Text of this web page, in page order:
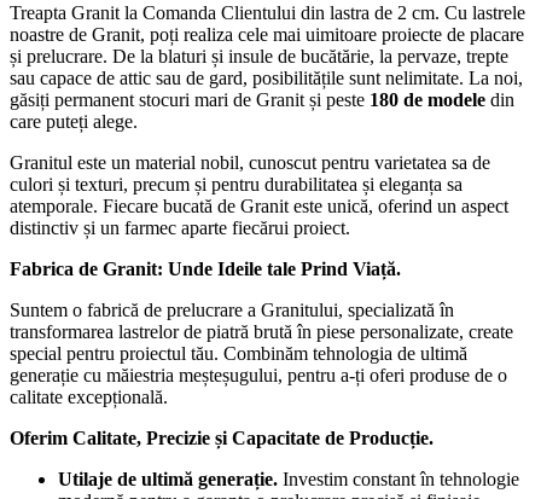
Treapta Granit la Comanda Clientului din lastra de 2 cm. Cu lastrele
noastre de Granit, poți realiza cele mai uimitoare proiecte de placare
și prelucrare. De la blaturi și insule de bucătărie, la pervaze, trepte
sau capace de attic sau de gard, posibilitățile sunt nelimitate. La noi,
găsiți permanent stocuri mari de Granit și peste 180 de modele din
care puteți alege.
Granitul este un material nobil, cunoscut pentru varietatea sa de
culori și texturi, precum și pentru durabilitatea și eleganța sa
atemporale. Fiecare bucată de Granit este unică, oferind un aspect
distinctiv și un farmec aparte fiecărui proiect.
Fabrica de Granit: Unde Ideile tale Prind Viață.
Suntem o fabrică de prelucrare a Granitului, specializată în
transformarea lastrelor de piatră brută în piese personalizate, create
special pentru proiectul tău. Combinăm tehnologia de ultimă
generație cu măiestria meșteșugului, pentru a-ți oferi produse de o
calitate excepțională.
Oferim Calitate, Precizie și Capacitate de Producție.
Utilaje de ultimă generație. Investim constant în tehnologie